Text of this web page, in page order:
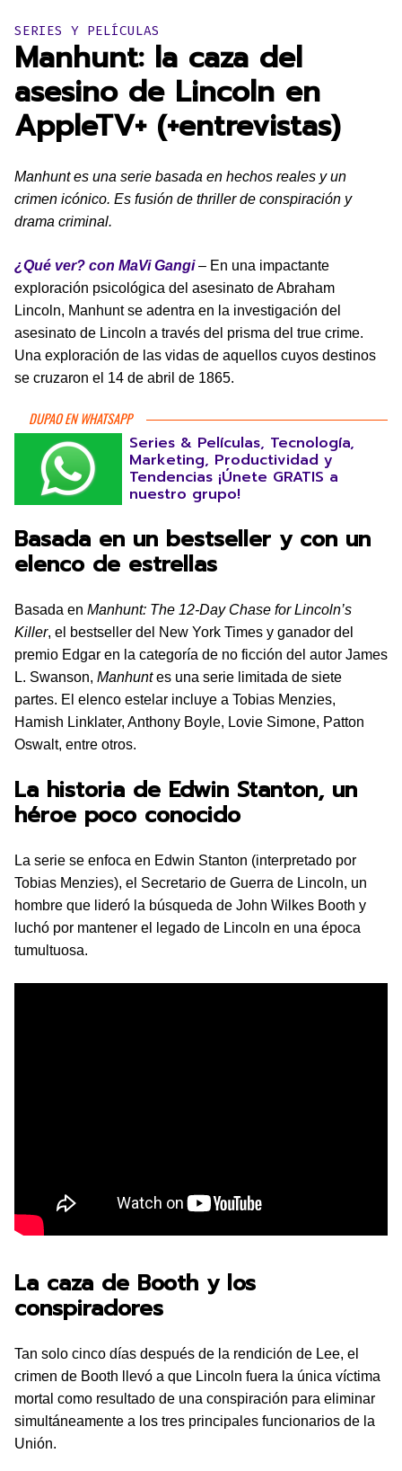
Publicado en:
SERIES Y PELÍCULAS
Manhunt: la caza del
asesino de Lincoln en
AppleTV+ (+entrevistas)
Manhunt es una serie basada en hechos reales y un
crimen icónico. Es fusión de thriller de conspiración y
drama criminal.
¿Qué ver? con MaVi Gangi– En una impactante
exploración psicológica del asesinato de Abraham
Lincoln, Manhunt se adentra en la investigación del
asesinato de Lincoln a través del prisma del true crime.
Una exploración de las vidas de aquellos cuyos destinos
se cruzaron el 14 de abril de 1865.
DUPAO EN WHATSAPP
Series & Películas, Tecnología,
Marketing, Productividad y
Tendencias ¡Únete GRATIS a
nuestro grupo!
Basada en un bestseller y con un
elenco de estrellas
Basada en Manhunt: The 12-Day Chase for Lincoln’s
Killer, el bestseller del New York Times y ganador del
premio Edgar en la categoría de no ficción del autor James
L. Swanson, Manhuntes una serie limitada de siete
partes. El elenco estelar incluye a Tobias Menzies,
Hamish Linklater, Anthony Boyle, Lovie Simone, Patton
Oswalt, entre otros.
La historia de Edwin Stanton, un
héroe poco conocido
La serie se enfoca en Edwin Stanton (interpretado por
Tobias Menzies), el Secretario de Guerra de Lincoln, un
hombre que lideró la búsqueda de John Wilkes Booth y
luchó por mantener el legado de Lincoln en una época
tumultuosa.
La caza de Booth y los
conspiradores
Tan solo cinco días después de la rendición de Lee, el
crimen de Booth llevó a que Lincoln fuera la única víctima
mortal como resultado de una conspiración para eliminar
simultáneamente a los tres principales funcionarios de la
Unión.